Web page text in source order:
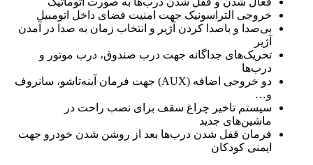
خروجی التراسونیک جهت امنیت فضای داخل اتومبیل
بی‌صدا و باصدا کردن آژیر و انتخاب زمان به صدا در آمدن
آژیر
تحریک‌های جداگانه جهت درب صندوق، درب موتور و
درب‌ها
دو خروجی اضافه (AUX) جهت فرمان آینه‌تاشو، سانروف
و…
سیستم تاخیر چراغ سقف برای نصب راحت در
ماشین‌های جدید
فرمان قفل شدن درب‌ها بعد از روشن شدن خودرو جهت
ایمنی کودکان